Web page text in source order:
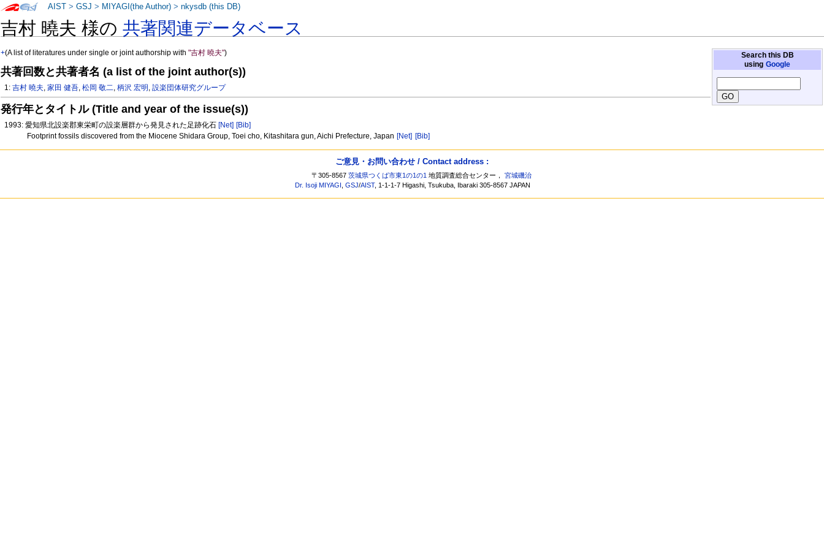
吉村 曉夫 様の共著関連データベース
Search this DB
using Google
+(A list of literatures under single or joint authorship with"吉村 曉夫")
共著回数と共著者名 (a list of the joint author(s))
1:吉村 曉夫,家田 健吾,松岡 敬二,柄沢 宏明 ,設楽団体研究グループ
発行年とタイトル (Title and year of the issue(s))
1993: 愛知県北設楽郡東栄町の設楽層群から発見された足跡化石 [Net] [Bib]
Footprint fossils discovered from the Miocene Shidara Group, Toei cho, Kitashitara gun, Aichi Prefecture, Japan [Net] [Bib]
AIST >GSJ > MIYAGI(the Author) >nkysdb (this DB)
ご意見・お問い合わせ / Contact address :
〒305-8567茨城県つくば市東1の1の1 地質調査総合センター，宮城磯治
Dr. Isoji MIYAGI ,GSJ/AIST, 1-1-1-7 Higashi, Tsukuba, Ibaraki 305-8567 JAPAN